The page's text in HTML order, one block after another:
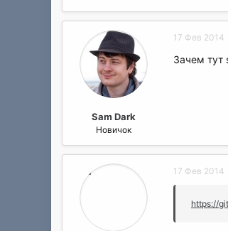
Sam Dark
Новичок
17 Фев 2014
Зачем тут
17 Фев 2014
https://